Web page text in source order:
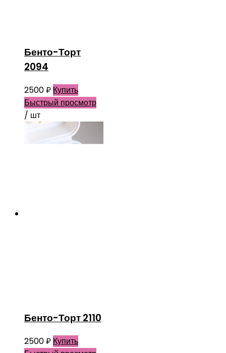
Бенто-Торт
2094
2500₽ Купить
Быстрый просмотр
/ шт
Бенто-Торт 2110
2500₽ Купить